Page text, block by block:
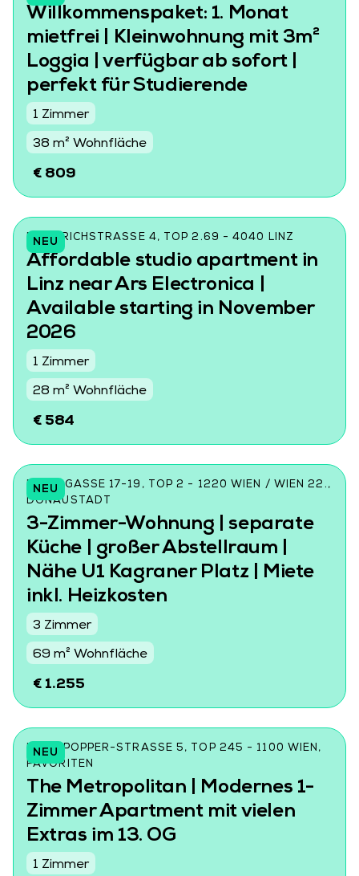
Willkommenspaket: 1. Monat
mietfrei | Kleinwohnung mit 3m²
Loggia | verfügbar ab sofort |
perfekt für Studierende
1 Zimmer
38 m² Wohnfläche
€ 809
NEU
FRIEDRICHSTRASSE 4, TOP 2.69 - 4040 LINZ
Affordable studio apartment in
Linz near Ars Electronica |
Available starting in November
2026
1 Zimmer
28 m² Wohnfläche
€ 584
NEU
DONINGASSE 17-19, TOP 2 - 1220 WIEN / WIEN 22.,
DONAUSTADT
3-Zimmer-Wohnung | separate
Küche | großer Abstellraum |
Nähe U1 Kagraner Platz | Miete
inkl. Heizkosten
3 Zimmer
69 m² Wohnfläche
€ 1.255
NEU
KARL-POPPER-STRASSE 5, TOP 245 - 1100 WIEN, F
AVORITEN
The Metropolitan | Modernes 1-
Zimmer Apartment mit vielen
Extras im 13. OG
1 Zimmer